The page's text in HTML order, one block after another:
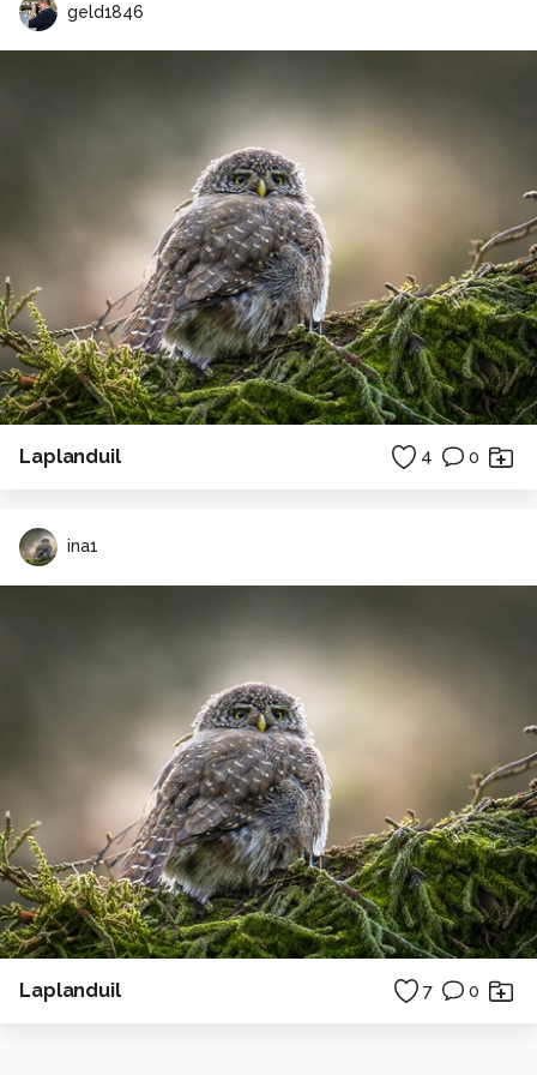
geld1846
Laplanduil 4 0
ina1
Laplanduil 7 0